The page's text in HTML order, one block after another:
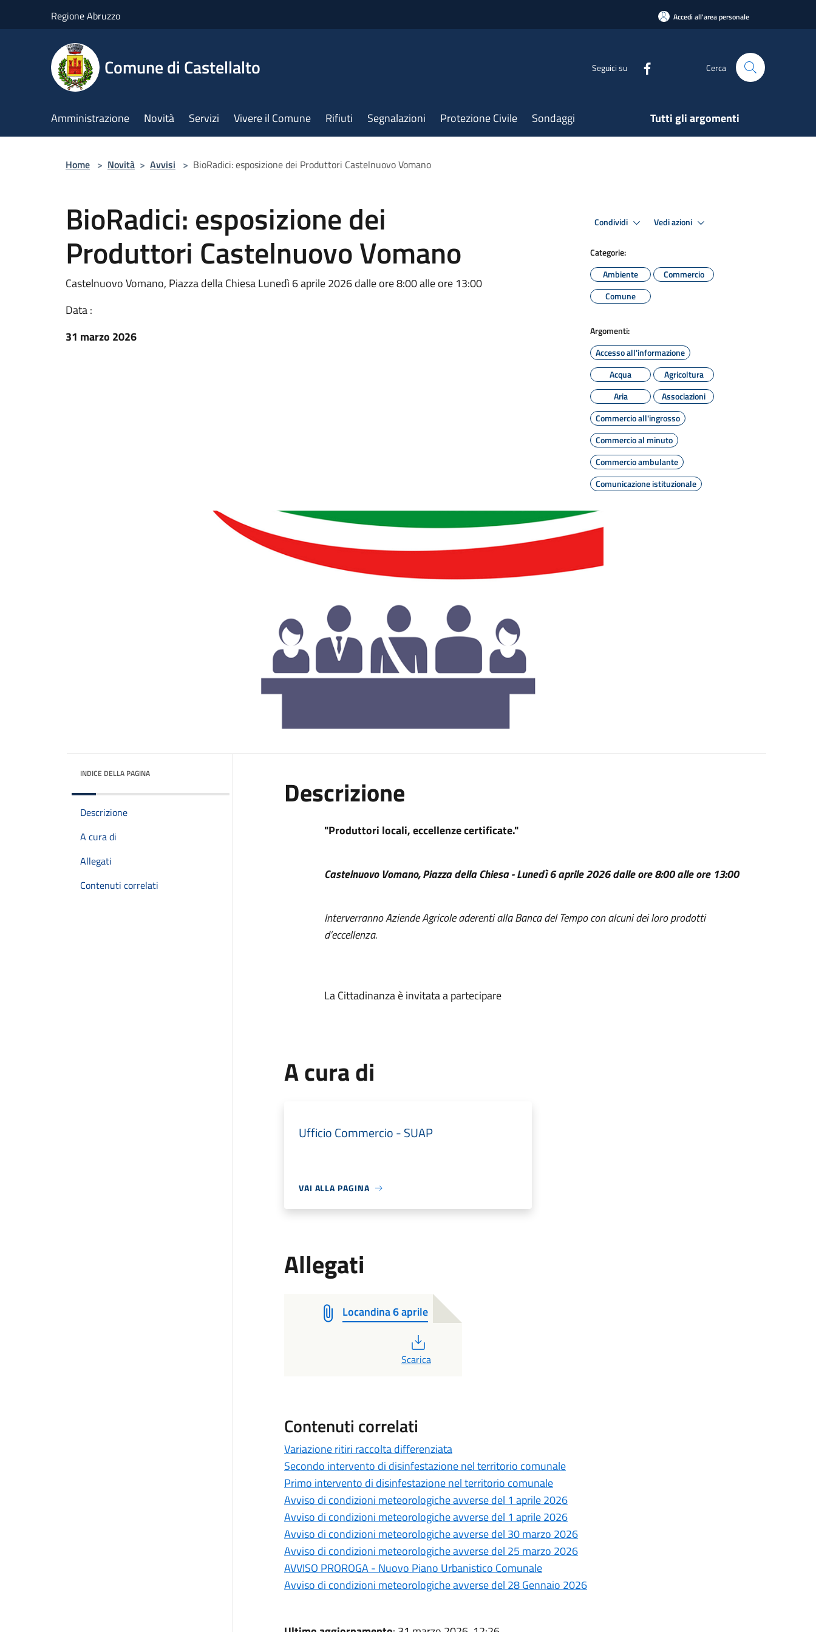
Regione Abruzzo Accedi all'area personale
Comune di Castellalto Seguici su Cerca
Amministrazione Novità Servizi Vivere il Comune Rifiuti Segnalazioni Protezione Civile Sondaggi Tutti gli argomenti
Home > Novità > Avvisi > BioRadici: esposizione dei Produttori Castelnuovo Vomano
BioRadici: esposizione dei
Produttori Castelnuovo Vomano
Castelnuovo Vomano, Piazza della Chiesa Lunedì 6 aprile 2026 dalle ore 8:00 alle ore 13:00
Data :
31 marzo 2026
Condividi Vedi azioni
Categorie:
Ambiente
Commercio
Comune
Argomenti:
Accesso all'informazione
Acqua
Agricoltura
Aria
Associazioni
Commercio all'ingrosso
Commercio al minuto
Commercio ambulante
Comunicazione istituzionale
INDICE DELLA PAGINA
Descrizione
A cura di
Allegati
Contenuti correlati
Descrizione
"Produttori locali, eccellenze certificate."
Castelnuovo Vomano, Piazza della Chiesa - Lunedì 6 aprile 2026 dalle ore 8:00 alle ore 13:00
Interverranno Aziende Agricole aderenti alla Banca del Tempo con alcuni dei loro prodotti
d’eccellenza.
La Cittadinanza è invitata a partecipare
A cura di
Ufficio Commercio - SUAP
VAI ALLA PAGINA
Allegati
Locandina 6 aprile
Scarica
Contenuti correlati
Variazione ritiri raccolta differenziata
Secondo intervento di disinfestazione nel territorio comunale
Primo intervento di disinfestazione nel territorio comunale
Avviso di condizioni meteorologiche avverse del 1 aprile 2026
Avviso di condizioni meteorologiche avverse del 1 aprile 2026
Avviso di condizioni meteorologiche avverse del 30 marzo 2026
Avviso di condizioni meteorologiche avverse del 25 marzo 2026
AVVISO PROROGA - Nuovo Piano Urbanistico Comunale
Avviso di condizioni meteorologiche avverse del 28 Gennaio 2026